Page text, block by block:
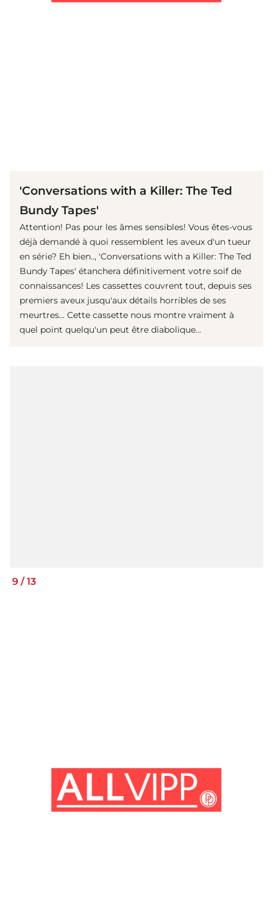
'Conversations with a Killer: The Ted
Bundy Tapes'
Attention! Pas pour les âmes sensibles! Vous êtes-vous
déjà demandé à quoi ressemblent les aveux d'un tueur
en série? Eh bien.., 'Conversations with a Killer: The Ted
Bundy Tapes' étanchera définitivement votre soif de
connaissances! Les cassettes couvrent tout, depuis ses
premiers aveux jusqu'aux détails horribles de ses
meurtres... Cette cassette nous montre vraiment à
quel point quelqu'un peut être diabolique...
9 / 13